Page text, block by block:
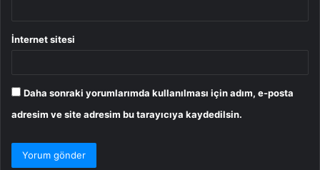
İnternet sitesi
Daha sonraki yorumlarımda kullanılması için adım, e-posta
adresim ve site adresim bu tarayıcıya kaydedilsin.